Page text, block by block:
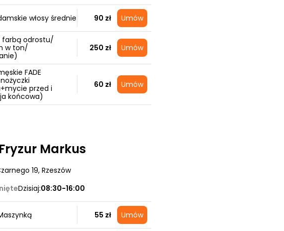
włosy średnie 90 zł Umów
farbą odrostu/
w ton/
250 zł Umów
FADE
przed i
końcowa)
60 zł Umów
Markus
19, Rzeszów
Dzisiaj:08:30-16:00
55 zł Umów